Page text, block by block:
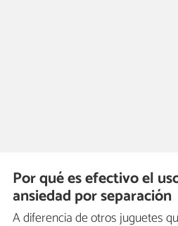
Por qué es efectivo el
ansiedad por separación
A diferencia de otros juguetes